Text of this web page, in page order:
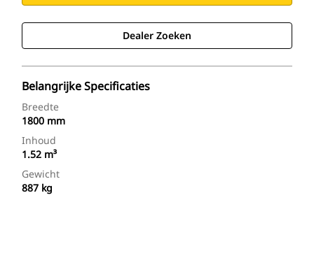
Dealer Zoeken
Belangrijke Specificaties
Breedte
1800 mm
Inhoud
1.52 m³
Gewicht
887 kg